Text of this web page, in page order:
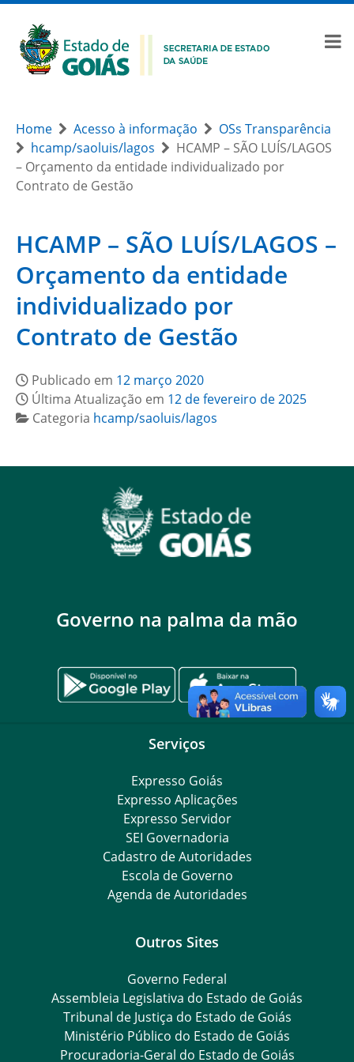
Home Acesso à informação
OSs Transparência
hcamp/saoluis/lagos
HCAMP – SÃO LUÍS/LAGOS
– Orçamento da entidade individualizado por
Contrato de Gestão
HCAMP – SÃO LUÍS/LAGOS –
Orçamento da entidade
individualizado por
Contrato de Gestão
Publicado em 12 março 2020
Última Atualização em 12 de fevereiro de 2025
Categoria hcamp/saoluis/lagos
Governo na palma da mão
Serviços
Expresso Goiás
Expresso Aplicações
Expresso Servidor
SEI Governadoria
Cadastro de Autoridades
Escola de Governo
Agenda de Autoridades
Outros Sites
Governo Federal
Assembleia Legislativa do Estado de Goiás
Tribunal de Justiça do Estado de Goiás
Ministério Público do Estado de Goiás
Procuradoria-Geral do Estado de Goiás